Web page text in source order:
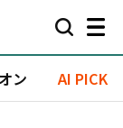
ン AI PICK